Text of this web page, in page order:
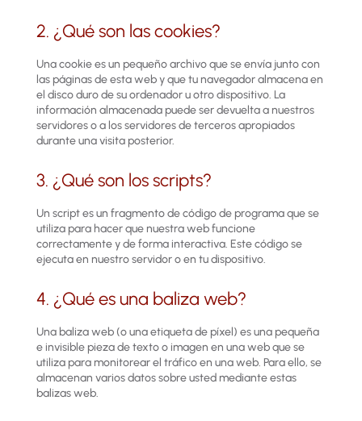
2. ¿Qué son las cookies?
Una cookie es un pequeño archivo que se envía junto con
las páginas de esta web y que tu navegador almacena en
el disco duro de su ordenador u otro dispositivo. La
información almacenada puede ser devuelta a nuestros
servidores o a los servidores de terceros apropiados
durante una visita posterior.
3. ¿Qué son los scripts?
Un script es un fragmento de código de programa que se
utiliza para hacer que nuestra web funcione
correctamente y de forma interactiva. Este código se
ejecuta en nuestro servidor o en tu dispositivo.
4. ¿Qué es una baliza web?
Una baliza web (o una etiqueta de píxel) es una pequeña
e invisible pieza de texto o imagen en una web que se
utiliza para monitorear el tráfico en una web. Para ello, se
almacenan varios datos sobre usted mediante estas
balizas web.